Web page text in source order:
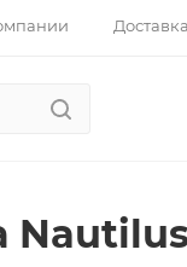
Доставка